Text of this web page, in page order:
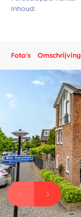
Inhoud:
Foto's Omschrijving